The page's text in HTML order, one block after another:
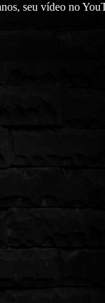
seu vídeo no